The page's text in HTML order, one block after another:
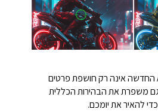
טכנולוגיית ה-AI Vision החדשה אינה רק חושפת פרטים
משפרת את הבהירות הכללית
להאיר את יומכם.